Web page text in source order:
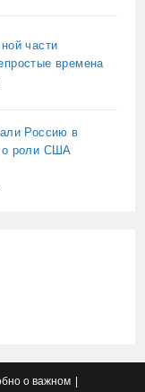
части
времена
Россию в
о роли США
о важном